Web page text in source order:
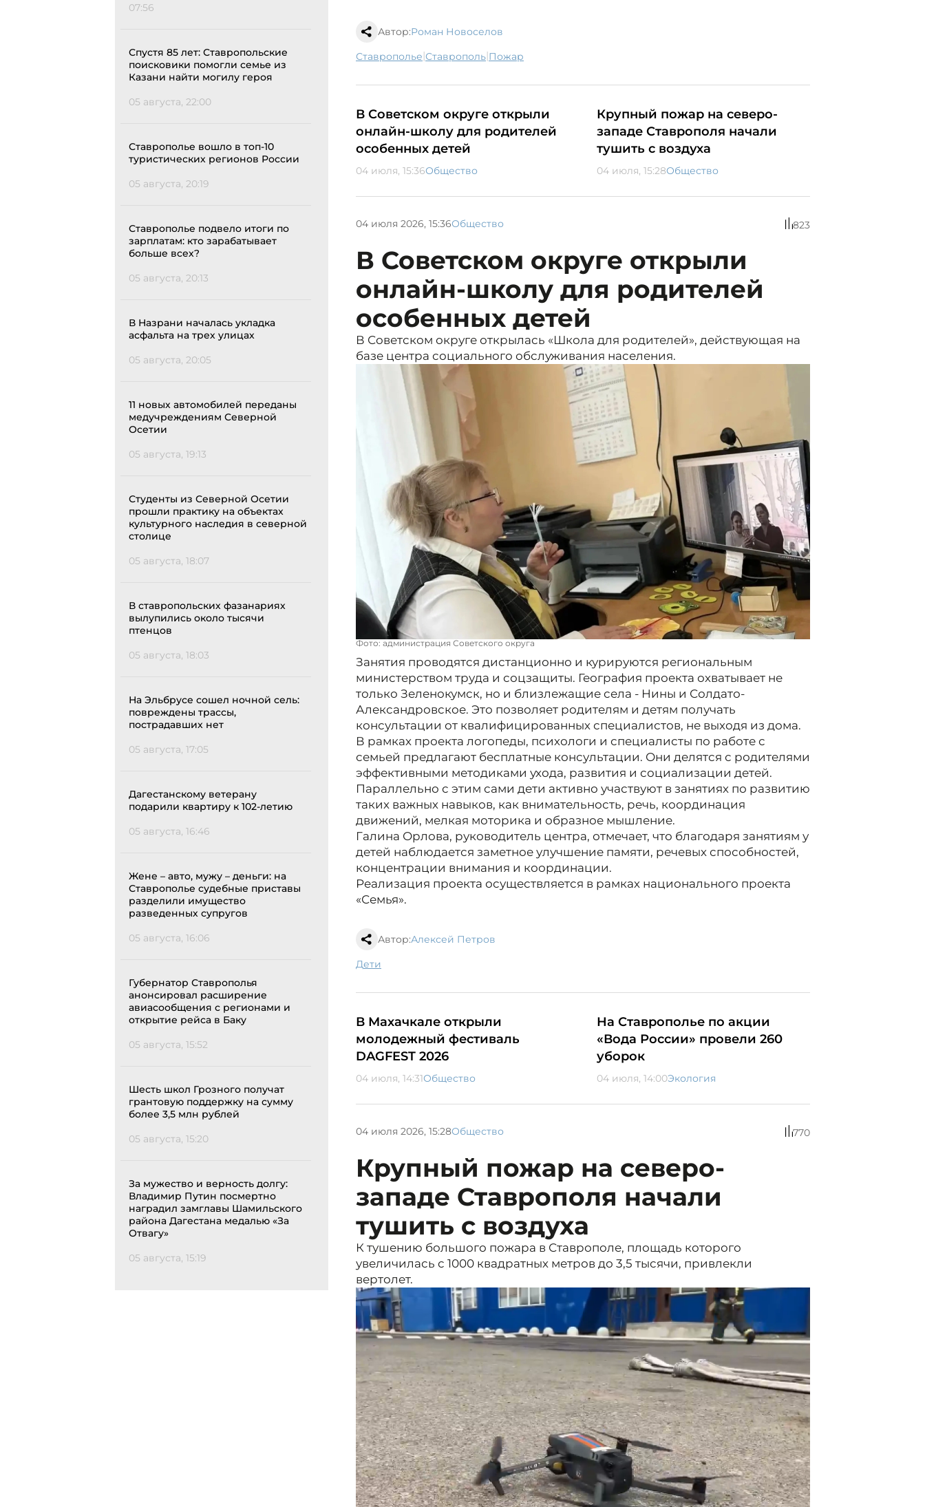
07:56
Спустя 85 лет: Ставропольские
поисковики помогли семье из
Казани найти могилу героя
05 августа, 22:00
Ставрополье вошло в топ-10
туристических регионов России
05 августа, 20:19
Ставрополье подвело итоги по
зарплатам: кто зарабатывает
больше всех?
05 августа, 20:13
В Назрани началась укладка
асфальта на трех улицах
05 августа, 20:05
11 новых автомобилей переданы
медучреждениям Северной
Осетии
05 августа, 19:13
Студенты из Северной Осетии
прошли практику на объектах
культурного наследия в северной
столице
05 августа, 18:07
В ставропольских фазанариях
вылупились около тысячи
птенцов
05 августа, 18:03
На Эльбрусе сошел ночной сель:
повреждены трассы,
пострадавших нет
05 августа, 17:05
Дагестанскому ветерану
подарили квартиру к 102-летию
05 августа, 16:46
Жене – авто, мужу – деньги: на
Ставрополье судебные приставы
разделили имущество
разведенных супругов
05 августа, 16:06
Губернатор Ставрополья
анонсировал расширение
авиасообщения с регионами и
открытие рейса в Баку
05 августа, 15:52
Шесть школ Грозного получат
грантовую поддержку на сумму
более 3,5 млн рублей
05 августа, 15:20
За мужество и верность долгу:
Владимир Путин посмертно
наградил замглавы Шамильского
района Дагестана медалью «За
Отвагу»
05 августа, 15:19
Автор:Роман Новоселов
Ставрополье| Ставрополь| пожар
В Советском округе открыли
онлайн-школу для родителей
особенных детей
04 июля, 15:36Общество
Крупный пожар на северо-
западе Ставрополя начали
тушить с воздуха
04 июля, 15:28Общество
04 июля 2026, 15:36Общество 823
В Советском округе открыли
онлайн-школу для родителей
особенных детей
В Советском округе открылась «Школа для родителей», действующая на
базе центра социального обслуживания населения.
Фото: администрация Советского округа
Занятия проводятся дистанционно и курируются региональным
министерством труда и соцзащиты. География проекта охватывает не
только Зеленокумск, но и близлежащие села - Нины и Солдато-
Александровское. Это позволяет родителям и детям получать
консультации от квалифицированных специалистов, не выходя из дома.
В рамках проекта логопеды, психологи и специалисты по работе с
семьей предлагают бесплатные консультации. Они делятся с родителями
эффективными методиками ухода, развития и социализации детей.
Параллельно с этим сами дети активно участвуют в занятиях по развитию
таких важных навыков, как внимательность, речь, координация
движений, мелкая моторика и образное мышление.
Галина Орлова, руководитель центра, отмечает, что благодаря занятиям у
детей наблюдается заметное улучшение памяти, речевых способностей,
концентрации внимания и координации.
Реализация проекта осуществляется в рамках национального проекта
«Семья».
Автор:Алексей Петров
дети
В Махачкале открыли
молодежный фестиваль
DAGFEST 2026
04 июля, 14:31Общество
На Ставрополье по акции
«Вода России» провели 260
уборок
04 июля, 14:00Экология
04 июля 2026, 15:28Общество 770
Крупный пожар на северо-
западе Ставрополя начали
тушить с воздуха
К тушению большого пожара в Ставрополе, площадь которого
увеличилась с 1000 квадратных метров до 3,5 тысячи, привлекли
вертолет.